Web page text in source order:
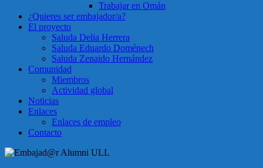
Trabajar en Omán
¿Quieres ser embajador/a?
El proyecto
Saluda Delia Herrera
Saluda Eduardo Doménech
Saluda Zenaido Hernández
Comunidad
Miembros
Actividad global
Noticias
Enlaces
Enlaces de empleo
Contacto